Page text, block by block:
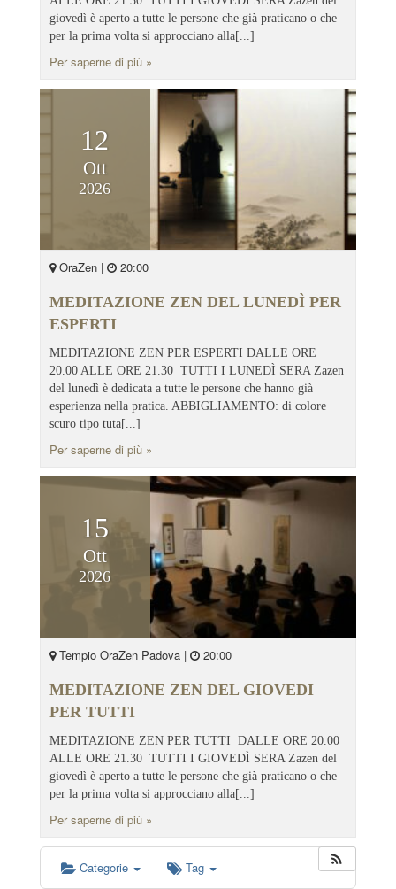
giovedì è aperto a tutte le persone che già praticano o che
per la prima volta si approcciano alla[...]
Per saperne di più »
12
Ott
2026
OraZen | 20:00
MEDITAZIONE ZEN DEL LUNEDÌ PER
ESPERTI
MEDITAZIONE ZEN PER ESPERTI DALLE ORE
20.00 ALLE ORE 21.30 TUTTI I LUNEDÌ SERA Zazen
del lunedì è dedicata a tutte le persone che hanno già
esperienza nella pratica. ABBIGLIAMENTO: di colore
scuro tipo tuta[...]
Per saperne di più »
15
Ott
2026
Tempio OraZen Padova | 20:00
MEDITAZIONE ZEN DEL GIOVEDI
PER TUTTI
MEDITAZIONE ZEN PER TUTTI DALLE ORE 20.00
ALLE ORE 21.30 TUTTI I GIOVEDÌ SERA Zazen del
giovedì è aperto a tutte le persone che già praticano o che
per la prima volta si approcciano alla[...]
Per saperne di più »
Categorie Tag